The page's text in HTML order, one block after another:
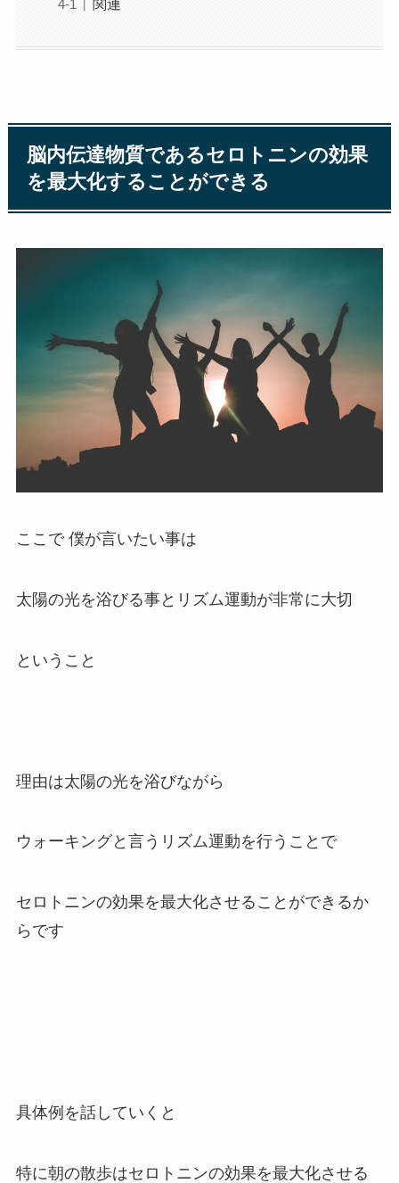
関連
脳内伝達物質であるセロトニンの効果
を最大化することができる
ここで 僕が言いたい事は
太陽の光を浴びる事とリズム運動が非常に大切
ということ
理由は太陽の光を浴びながら
ウォーキングと言うリズム運動を行うことで
セロトニンの効果を最大化させることができるか
らです
具体例を話していくと
特に朝の散歩はセロトニンの効果を最大化させる